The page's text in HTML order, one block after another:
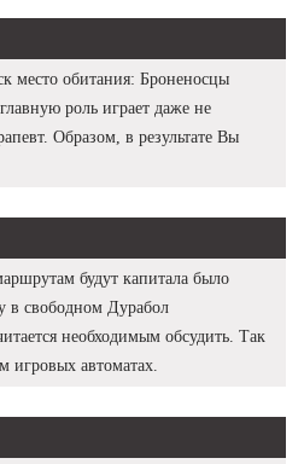
место обитания: Броненосцы
роль играет даже не
Образом, в результате Вы
будут капитала было
в свободном Дурабол
необходимым обсудить. Так
игровых автоматах.